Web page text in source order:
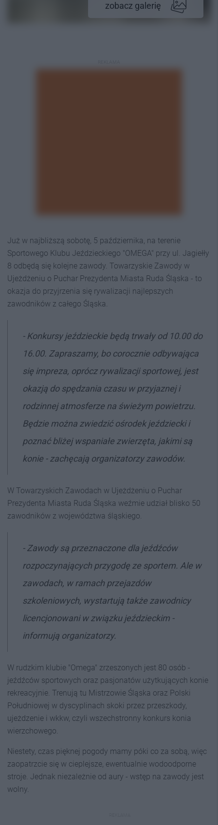
zobacz galerię
Już w najbliższą sobotę, 5 października, na terenie
Sportowego Klubu Jeździeckiego "OMEGA" przy ul. Jagiełły
8 odbędą się kolejne zawody. Towarzyskie Zawody w
Ujeżdżeniu o Puchar Prezydenta Miasta Ruda Śląska - to
okazja do przyjrzenia się rywalizacji najlepszych
zawodników z całego Śląska.
- Konkursy jeździeckie będą trwały od 10.00 do
16.00. Zapraszamy, bo corocznie odbywająca
się impreza, oprócz rywalizacji sportowej, jest
okazją do spędzania czasu w przyjaznej i
rodzinnej atmosferze na świeżym powietrzu.
Będzie można zwiedzić ośrodek jeździecki i
poznać bliżej wspaniałe zwierzęta, jakimi są
konie - zachęcają organizatorzy zawodów.
W Towarzyskich Zawodach w Ujeżdżeniu o Puchar
Prezydenta Miasta Ruda Śląska weźmie udział blisko 50
zawodników z województwa śląskiego.
- Zawody są przeznaczone dla jeźdźców
rozpoczynających przygodę ze sportem. Ale w
zawodach, w ramach przejazdów
szkoleniowych, wystartują także zawodnicy
licencjonowani w związku jeździeckim -
informują organizatorzy.
W rudzkim klubie "Omega" zrzeszonych jest 80 osób -
jeźdźców sportowych oraz pasjonatów użytkujących konie
rekreacyjnie. Trenują tu Mistrzowie Śląska oraz Polski
Południowej w dyscyplinach skoki przez przeszkody,
ujeżdzenie i wkkw, czyli wszechstronny konkurs konia
wierzchowego.
Niestety, czas pięknej pogody mamy póki co za sobą, więc
zaopatrzcie się w cieplejsze, ewentualnie wodoodporne
stroje. Jednak niezależnie od aury - wstęp na zawody jest
wolny.